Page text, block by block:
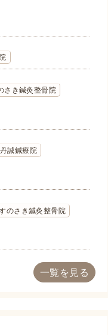
さき鍼灸整骨院
誠鍼療院
のさき鍼灸整骨院
一覧を見る